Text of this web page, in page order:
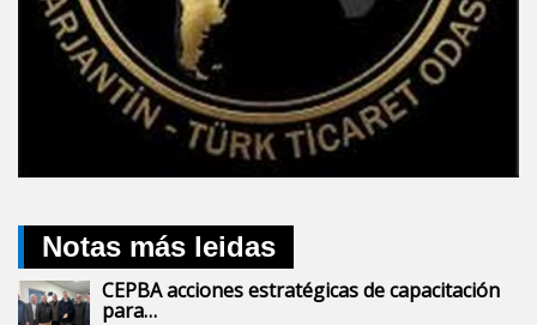
Notas más leidas
CEPBA acciones estratégicas de capacitación
para…